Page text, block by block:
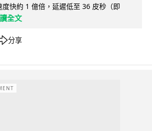
度快約 1 億倍，延遲低至 36 皮秒（即
全文
分享